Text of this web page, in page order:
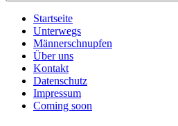
Startseite
Unterwegs
Männerschnupfen
Über uns
Kontakt
Datenschutz
Impressum
Coming soon